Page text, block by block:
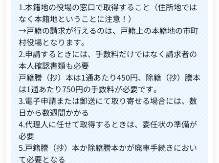
1.本籍地の役場の窓口で取得すること（住所地では
なく本籍地ということに注意！）
→戸籍の請求が行えるのは、戸籍上の本籍地の市町
村役場となります。
2.申請するときには、手数料だけではなく請求者の
本人確認書類も必要
戸籍謄（抄）本は1通あたり450円、除籍（抄）謄本
は1通あたり750円の手数料が必要です。
3.電子申請または郵送にて取り寄せる場合には、数
日から数週間かかる
4.代理人に任せて取得するときは、委任状の準備が
必要
5.戸籍謄（抄）本か除籍謄本かが廃車手続きにおい
て必要となる